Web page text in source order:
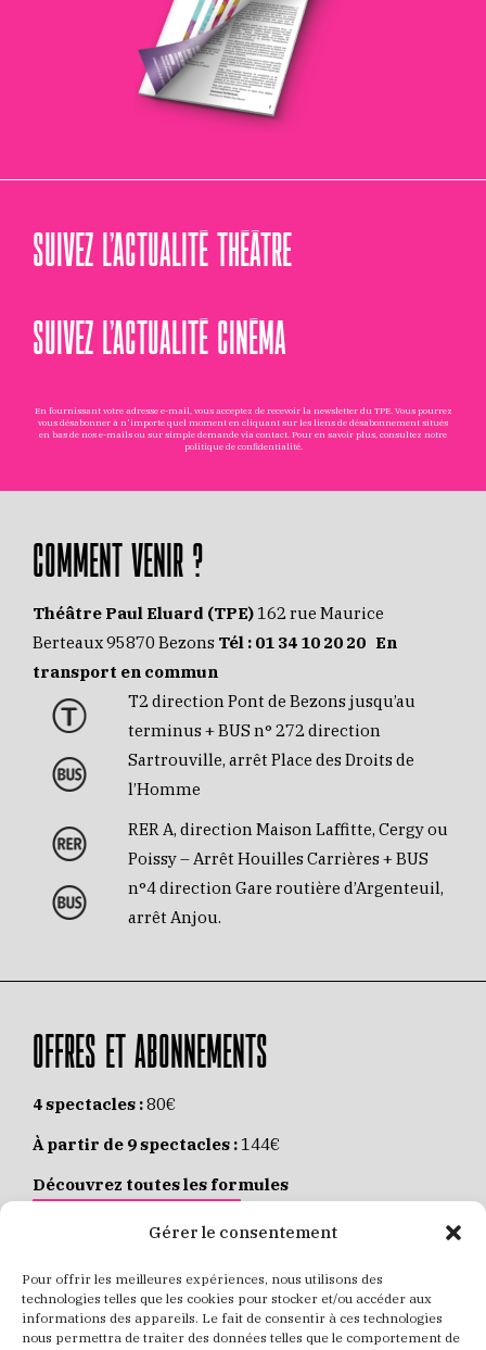
Gérer le consentement
Pour offrir les meilleures expériences, nous utilisons des
technologies telles que les cookies pour stocker et/ou accéder aux
informations des appareils. Le fait de consentir à ces technologies
nous permettra de traiter des données telles que le comportement de
SUIVEZ L’ACTUALITÉ THÉÂTRE
SUIVEZ L’ACTUALITÉ CINÉMA
En fournissant votre adresse e-mail, vous acceptez de recevoir la newsletter du TPE. Vous pourrez
vous désabonner à n'importe quel moment en cliquant sur les liens de désabonnement situés
en bas de nos e-mails ou sur simple demande via contact. Pour en savoir plus, consultez notre
politique de confidentialité.
COMMENT VENIR ?
Théâtre Paul Eluard (TPE) 162 rue Maurice
Berteaux 95870 Bezons Tél : 01 34 10 20 20 En
transport en commun
T2 direction Pont de Bezons jusqu’au
terminus + BUS n° 272 direction
Sartrouville, arrêt Place des Droits de
l’Homme
RER A, direction Maison Laffitte, Cergy ou
Poissy – Arrêt Houilles Carrières + BUS
n°4 direction Gare routière d’Argenteuil,
arrêt Anjou.
OFFRES ET ABONNEMENTS
4 spectacles :80€
À partir de 9 spectacles : 144€
Découvrez toutes les formules
JE M’ABONNE EN LIGNE
Places individuelles :de 8 à 35€
Achetez vos places
JE RÉSERVE MES PLACES